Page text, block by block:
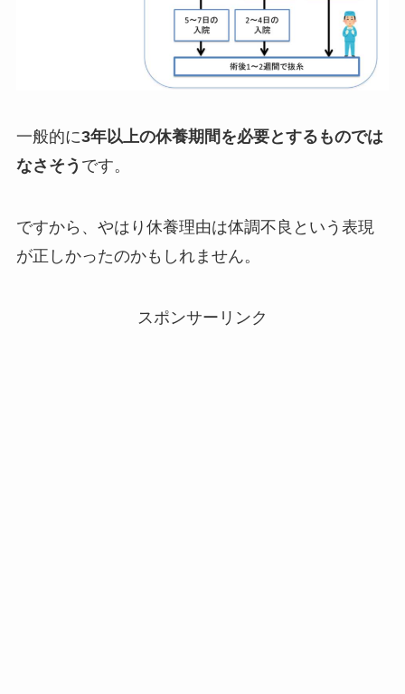
一般的に3年以上の休養期間を必要とするものでは
なさそう です。
ですから、やはり休養理由は体調不良という表現
が正しかったのかもしれません。
スポンサーリンク